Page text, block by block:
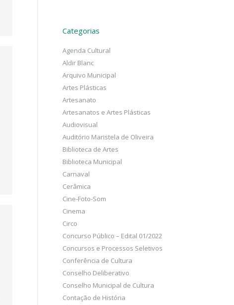
Categorias
Agenda Cultural
Aldir Blanc
Arquivo Municipal
Artes Plásticas
Artesanato
Artesanatos e Artes Plásticas
Audiovisual
Auditório Maristela de Oliveira
Biblioteca de Artes
Biblioteca Municipal
Carnaval
Cerâmica
Cine-Foto-Som
Cinema
Circo
Concurso Público – Edital 01/2022
Concursos e Processos Seletivos
Conferência de Cultura
Conselho Deliberativo
Conselho Municipal de Cultura
Contação de História